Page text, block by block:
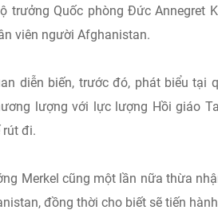
trưởng Quốc phòng Đức Annegret
viên người Afghanistan.
diễn biến, trước đó, phát biểu tại
lượng với lực lượng Hồi giáo
rút đi.
Merkel cũng một lần nữa thừa
đồng thời cho biết sẽ tiến